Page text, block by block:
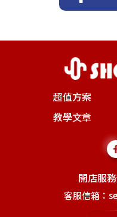
超值方案
教學文章
開店服
客服信箱：